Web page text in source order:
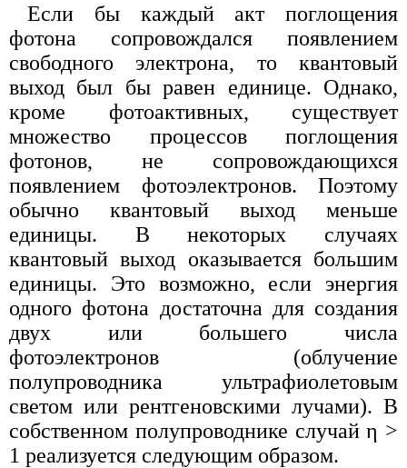
Если бы каждый акт поглощения
фотона сопровождался появлением
свободного электрона, то квантовый
выход был бы равен единице. Однако,
кроме фотоактивных, существует
множество процессов поглощения
фотонов, не сопровождающихся
появлением фотоэлектронов. Поэтому
обычно квантовый выход меньше
единицы. В некоторых случаях
квантовый выход оказывается большим
единицы. Это возможно, если энергия
одного фотона достаточна для создания
двух или большего числа
фотоэлектронов (облучение
полупроводника ультрафиолетовым
светом или рентгеновскими лучами). В
собственном полупроводнике случай η >
1 реализуется следующим образом.